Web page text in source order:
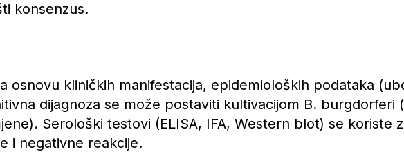
konsenzus.
osnovu kliničkih manifestacija, epidemioloških podataka
dijagnoza se može postaviti kultivacijom B. burgdorferi
Serološki testovi (ELISA, IFA, Western blot) se koriste
i negativne reakcije.